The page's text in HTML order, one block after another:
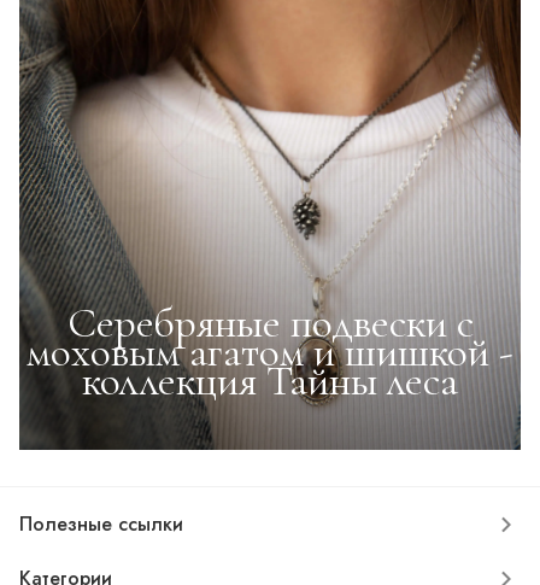
Серебряные подвески с
моховым агатом и шишкой -
коллекция Тайны леса
Полезные ссылки
Категории